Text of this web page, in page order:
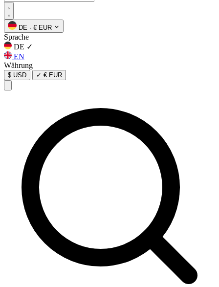
DE · € EUR
Sprache
DE ✓
EN
Währung
$ USD ✓ € EUR